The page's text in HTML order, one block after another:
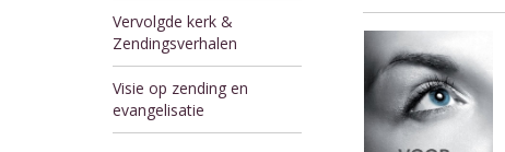
Vervolgde kerk &
Zendingsverhalen
Visie op zending en
evangelisatie